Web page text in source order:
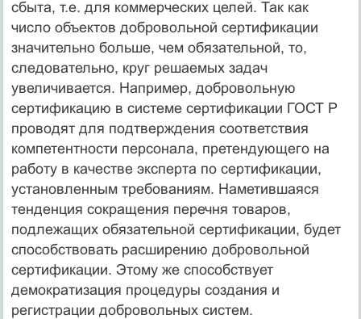
сбыта, т.е. для коммерческих целей. Так как
число объектов добровольной сертификации
значительно больше, чем обязательной, то,
следовательно, круг решаемых задач
увеличивается. Например, доб­ровольную
сертификацию в системе сертификации ГОСТ Р
проводят для подтверждения соответствия
компетентности персонала, претендующего на
работу в качестве эксперта по сертификации,
установленным требованиям. Наметившаяся
тенденция сокращения перечня товаров,
подлежащих обязательной сертификации, будет
способствовать расширению добровольной
сертификации. Этому же способствует
демократизация процедуры создания и
регистрации добровольных систем.